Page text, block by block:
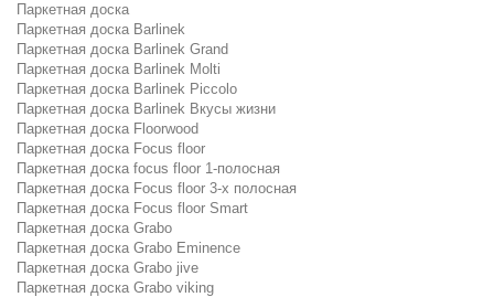
Паркетная доска
Паркетная доска Barlinek
Паркетная доска Barlinek Grand
Паркетная доска Barlinek Molti
Паркетная доска Barlinek Piccolo
Паркетная доска Barlinek Вкусы жизни
Паркетная доска Floorwood
Паркетная доска Focus floor
Паркетная доска focus floor 1-полосная
Паркетная доска Focus floor 3-х полосная
Паркетная доска Focus floor Smart
Паркетная доска Grabo
Паркетная доска Grabo Eminence
Паркетная доска Grabo jive
Паркетная доска Grabo viking